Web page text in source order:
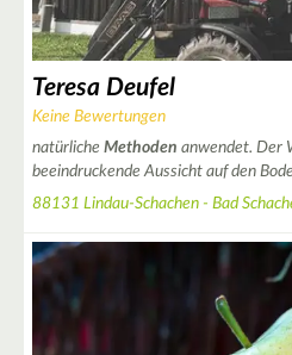
Teresa Deufel
Keine Bewertungen
natürliche Methoden anwendet. Der
beeindruckende Aussicht auf den
88131 Lindau-Schachen - Bad